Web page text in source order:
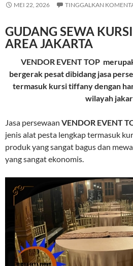
MEI 22, 2026 TINGGALKAN
GUDANG SEWA
AREA JAKARTA
VENDOR EVENT TOP
bergerak pesat dibidang jasa
termasuk kursi tiffany dengan
wilayah
Jasa persewaan VENDOR EVENT
jenis alat pesta lengkap termasuk
produk yang sangat bagus dan
yang sangat ekonomis.